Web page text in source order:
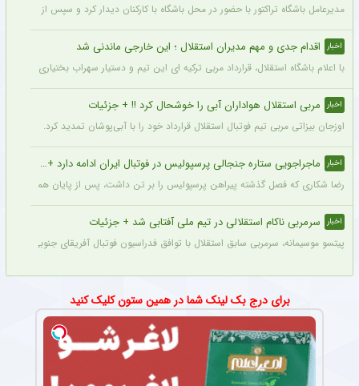
مدیرعامل باشگاه تراکتور با حضور در محل باشگاه با کارکنان دیدار کرد و سپس از کمپ
اخبار اقدام جدی و مهم مدیران استقلال ؛ این خارجی ماندنی شد
با اعلام باشگاه استقلال، قرارداد مربی ترکیه ای این تیم و دستیار سهراب بختیاری زاده
اخبار مربی استقلال هواداران آبی را خوشحال کرد !! + جزئیات
اوزجان بیزاتی مربی تیم فوتبال استقلال قرارداد خود را با آبی‌پوشان تمدید کرد.
اخبار ماجراجویی ستاره جنجالی پرسپولیس در فوتبال ایران ادامه دارد + جزئیات
رضا شکاری که فصل گذشته پیراهن پرسپولیس را بر تن داشت، پس از پایان همکاری با
اخبار سرمربی ناکام استقلالی در تیم ملی آفتابی شد + جزئیات
پیتسو موسیمانه، سرمربی سابق استقلال با توافق فدراسیون فوتبال آفریقای جنوبی
برای درج بک لینک شما در همین ستون کلیک کنید